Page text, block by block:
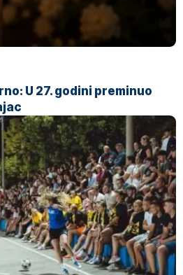
U 27. godini preminuo